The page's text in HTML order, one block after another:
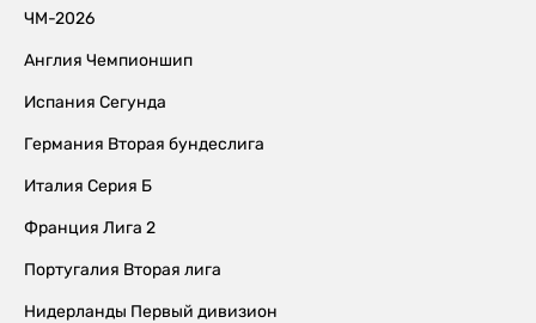
ЧМ-2026
Англия Чемпионшип
Испания Сегунда
Германия Вторая бундеслига
Италия Серия Б
Франция Лига 2
Португалия Вторая лига
Нидерланды Первый дивизион